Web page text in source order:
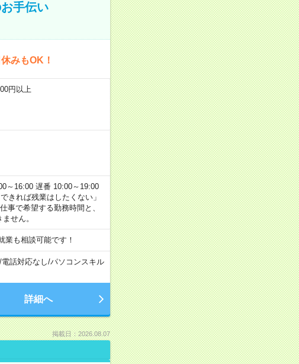
手伝い
みもOK！
円以上
～16:00 遅番 10:00～19:00
きれば残業はしたくない」
で希望する勤務時間と、
せん。
も相談可能です！
電話対応なし/パソコンスキル
詳細へ
掲載日：2026.08.07